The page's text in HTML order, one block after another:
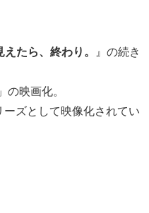
えたら、終わり。
』の続き
の映画化。
ズとして映像化されてい